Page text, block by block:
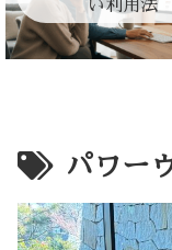
い利用法
パワー